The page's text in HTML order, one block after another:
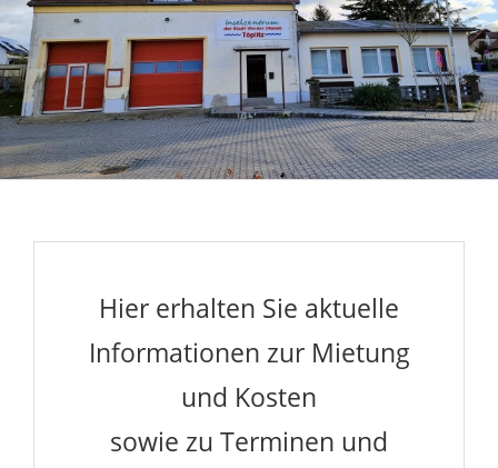
Hier erhalten Sie aktuelle
Informationen zur Mietung
und Kosten
sowie zu Terminen und